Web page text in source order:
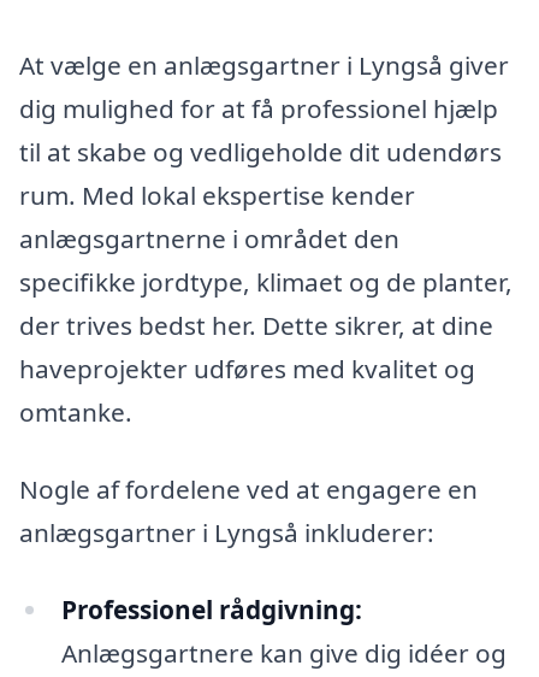
At vælge en anlægsgartner i Lyngså giver
dig mulighed for at få professionel hjælp
til at skabe og vedligeholde dit udendørs
rum. Med lokal ekspertise kender
anlægsgartnerne i området den
specifikke jordtype, klimaet og de planter,
der trives bedst her. Dette sikrer, at dine
haveprojekter udføres med kvalitet og
omtanke.
Nogle af fordelene ved at engagere en
anlægsgartner i Lyngså inkluderer:
Professionel rådgivning:
Anlægsgartnere kan give dig idéer og